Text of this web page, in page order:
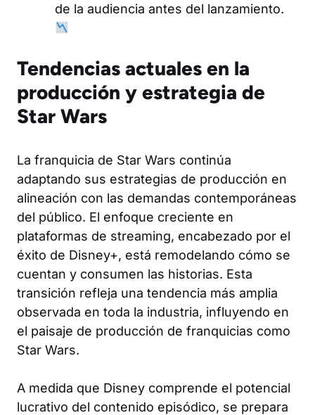
de la audiencia antes del lanzamiento.
Tendencias actuales en la
producción y estrategia de
Star Wars
La franquicia de Star Wars continúa
adaptando sus estrategias de producción en
alineación con las demandas contemporáneas
del público. El enfoque creciente en
plataformas de streaming, encabezado por el
éxito de Disney+, está remodelando cómo se
cuentan y consumen las historias. Esta
transición refleja una tendencia más amplia
observada en toda la industria, influyendo en
el paisaje de producción de franquicias como
Star Wars.
A medida que Disney comprende el potencial
lucrativo del contenido episódico, se prepara